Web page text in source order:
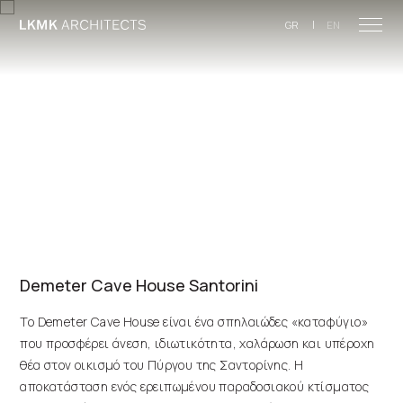
GR | EN
Demeter Cave House Santorini
Το Demeter Cave House είναι ένα σπηλαιώδες «καταφύγιο»
που προσφέρει άνεση, ιδιωτικότητα, χαλάρωση και υπέροχη
θέα στον οικισμό του Πύργου της Σαντορίνης. Η
αποκατάσταση ενός ερειπωμένου παραδοσιακού κτίσματος